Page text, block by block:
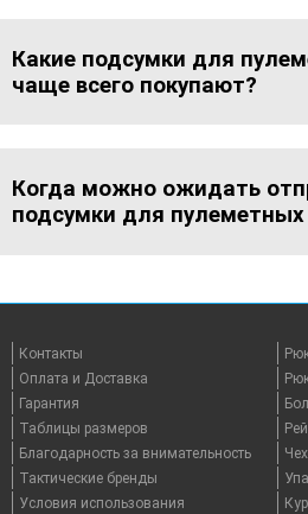
Какие подсумки для
чаще всего покупают?
Когда можно ожидать
подсумки для пулеметных
Контакты
Оплата и Доставка
Гарантия
Таблицы размеров
Благодарность за внимательность
Тактические бренды
Условия использования